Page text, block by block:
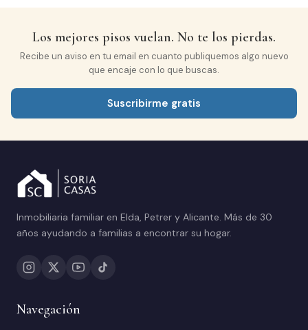
Los mejores pisos vuelan. No te los pierdas.
Recibe un aviso en tu email en cuanto publiquemos algo nuevo
que encaje con lo que buscas.
Suscribirme gratis
Inmobiliaria familiar en Elda, Petrer y Alicante. Más de 30
años ayudando a familias a encontrar su hogar.
Navegación